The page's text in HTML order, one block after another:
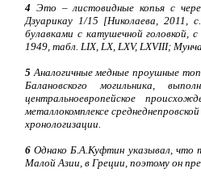
4 Это – листовидные копья с
Дзуарикау 1/15 [Николаева,
булавками с катушечной
1949, табл. LIX, LX, LXV, LXVIII;
5 Аналогичные медные проушные
Балановского могильника,
центральноевропейское
металлокомплексе
хронологизации.
6 Однако Б.А.Куфтин указывал, что
Малой Азии, в Греции, поэтому он